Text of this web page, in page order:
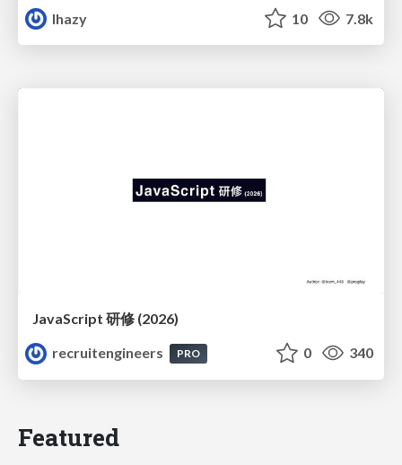
lhazy
10 7.8k
JavaScript 研修 (2026)
recruitengineers
PRO 0 340
Featured